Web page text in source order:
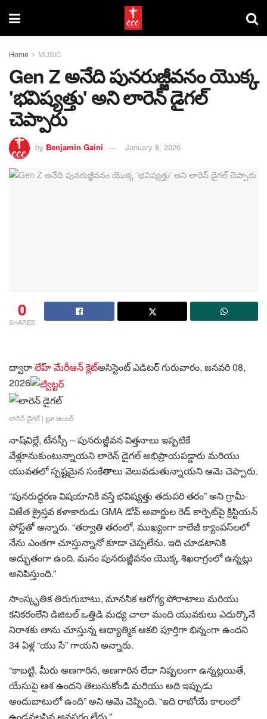
Home MUSIC
Gen Z అనేది పునరుజ్జీవనం యొక్క
'భవిష్యత్తు' అని లారెన్ డైగల్
చెప్పారు
by Benjamin Gaini January 8, 2026
0
SHARES
ద్వారాలేహ్ మేరీఆన్ క్లెట్అసిస్టెంట్ ఎడిటర్గురువారం, జనవరి 08,
2026
లారెన్ డైగల్| బ్లూ అంబర్
నాష్‌విల్లే, టేనస్సీ – పునరుజ్జీవన విత్తనాలు ఇప్పటికే
వేళ్లూనుకుంటున్నాయని లారెన్ డైగల్ అభిప్రాయపడ్డారు మరియు
యువతలో స్పష్టమైన సంకేతాలు వెలువడుతున్నాయని ఆమె చెప్పారు.
“పునరుద్ధరణ విషయానికి వస్తే భవిష్యత్తు తదుపరి తరం” అని గ్రామీ-
విజేత క్రైస్తవ కళాకారుడు GMA డోవ్ అవార్డుల రెడ్ కార్పెట్‌పై క్రిస్టియన్
పోస్ట్‌తో అన్నారు. “తర్వాతి తరంలో, ముఖ్యంగా కాలేజీ క్యాంపస్‌లలో
నేను ఎంతగా చూస్తున్నానో కూడా చెప్పలేను. ఇది చూడటానికి
అద్భుతంగా ఉంది. మనం పునరుజ్జీవనం యొక్క శిఖరాగ్రంలో ఉన్నట్లు
అనిపిస్తుంది.”
సాంస్కృతిక తిరుగుబాటు, మానసిక ఆరోగ్య పోరాటాలు మరియు
కనికరంలేని డిజిటల్ ఒత్తిడి మధ్య చాలా మంది యువకులు ఎదుర్కొనే
నిరాశకు తాను చూస్తున్న ఆధ్యాత్మిక ఆకలి పూర్తిగా భిన్నంగా ఉందని
34 ఏళ్ల “యు సే” గాయని అన్నారు.
“కాబట్టి, మీరు అణగారిన, అణగారిన లేదా నిష్ఫలంగా ఉన్నట్లయితే,
యేసుపై ఆశ ఉందని తెలుసుకోండి మరియు అది ఇప్పుడు
అందుబాటులో ఉంది” అని ఆమె చెప్పింది. “ఇది రాబోయే కాలంలో